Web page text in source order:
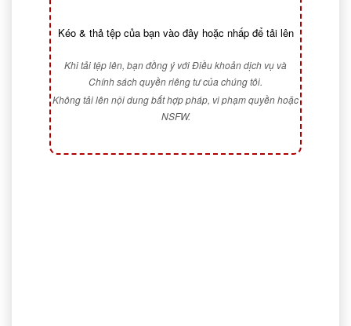
Kéo & thả tệp của bạn vào đây hoặc nhấp để tải lên
Khi tải tệp lên, bạn đồng ý với Điều khoản dịch vụ và
Chính sách quyền riêng tư của chúng tôi.
Không tải lên nội dung bất hợp pháp, vi phạm quyền hoặc
NSFW.